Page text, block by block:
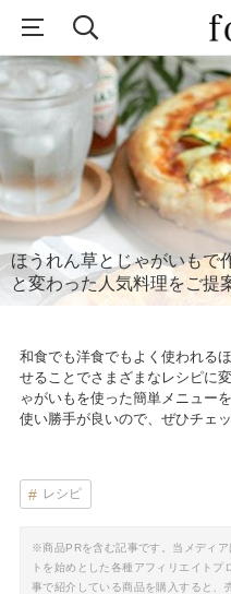
ほうれん草とじゃがいもで
と変わった人気料理をご提
和食でも洋食でもよく使われる
せることでさまざまなレシピに
ゃがいもを使った簡単メニュー
使い勝手が良いので、ぜひチェ
レシピ
※商品PRを含む記事です。当メディ
トを始めとした各種アフィリエイト
事で紹介している商品を購入すると、